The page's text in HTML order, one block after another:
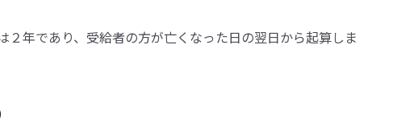
２年であり、受給者の方が亡くなった日の翌日から起算しま